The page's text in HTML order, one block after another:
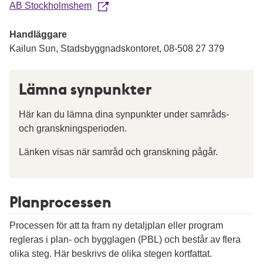
AB Stockholmshem
Handläggare
Kailun Sun, Stadsbyggnadskontoret, 08-508 27 379
Lämna synpunkter
Här kan du lämna dina synpunkter under samråds-
och granskningsperioden.
Länken visas när samråd och granskning pågår.
Planprocessen
Processen för att ta fram ny detaljplan eller program
regleras i plan- och bygglagen (PBL) och består av flera
olika steg. Här beskrivs de olika stegen kortfattat.